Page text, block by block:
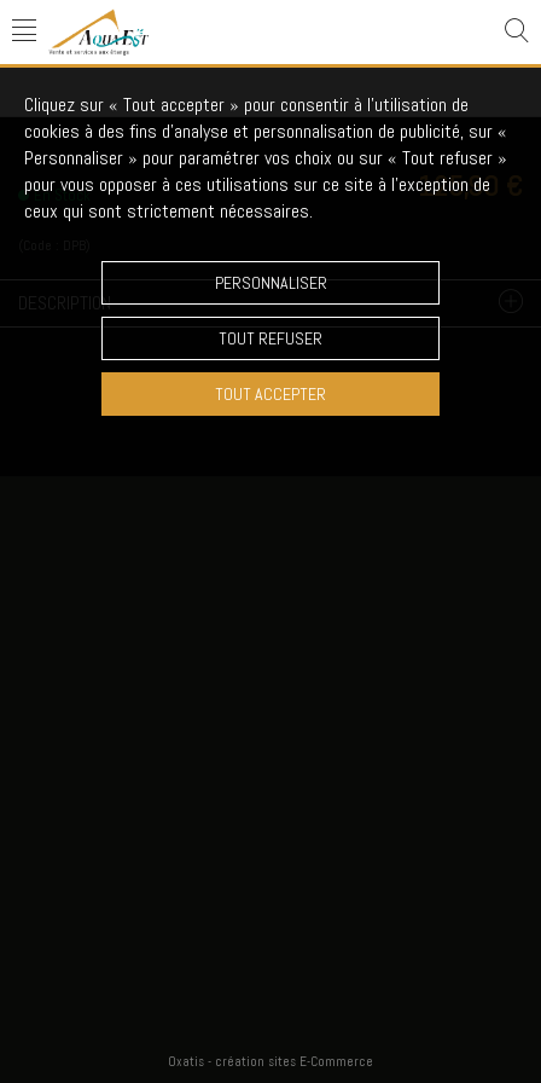
Dyofix Pond Black (noir)
En Stock 125,90 €
DESCRIPTION
Cliquez sur « Tout accepter » pour consentir à l'utilisation de
cookies à des fins d’analyse et personnalisation de publicité, sur «
Personnaliser » pour paramétrer vos choix ou sur « Tout refuser »
pour vous opposer à ces utilisations sur ce site à l’exception de
ceux qui sont strictement nécessaires.
PERSONNALISER
TOUT REFUSER
TOUT ACCEPTER
Oxatis - création sites E-Commerce